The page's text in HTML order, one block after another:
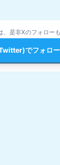
、是非Xのフォロー
でフォロ